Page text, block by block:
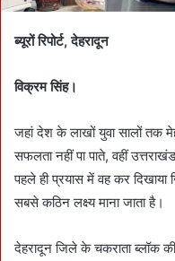
ब्यूरों रिपोर्ट, देहरादून
विक्रम सिंह।
जहां देश के लाखों युवा सालों तक
सफलता नहीं पा पाते, वहीं
पहले ही प्रयास में वह कर
सबसे कठिन लक्ष्य माना जाता है।
देहरादून जिले के चकराता ब्लॉक